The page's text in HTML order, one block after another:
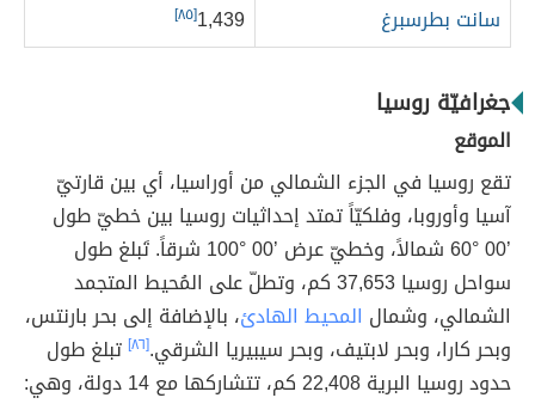
سانت بطرسبرغ 1,439[٨٥]
جغرافيّة روسيا
الموقع
تقع روسيا في الجزء الشمالي من أوراسيا، أي بين قارتيّ
آسيا وأوروبا، وفلكيّاً تمتد إحداثيات روسيا بين خطيّ طول
’00 °60 شمالاً، وخطيّ عرض ’00 °100 شرقاً. تَبلغ طول
سواحل روسيا 37,653 كم، وتطلّ على المُحيط المتجمد
الشمالي، وشمال المحيط الهادئ، بالإضافة إلى بحر بارنتس،
وبحر كارا، وبحر لابتيف، وبحر سيبيريا الشرقي.[٨٦]
تبلغ طول
حدود روسيا البرية 22,408 كم، تتشاركها مع 14 دولة، وهي: